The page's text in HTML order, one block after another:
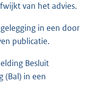
van het advies.
in een door
publicatie.
Besluit
(Bal) in een